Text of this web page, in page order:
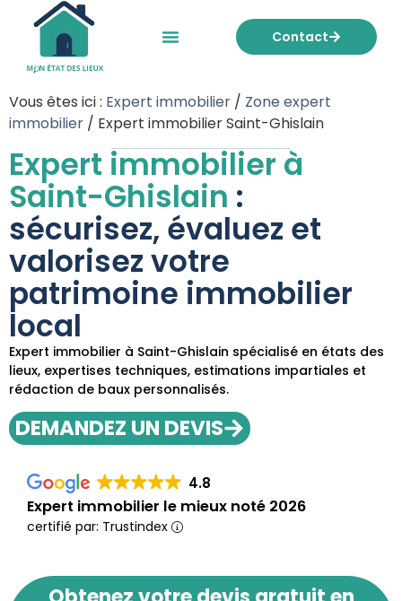
Contact
Expert immobilier à
Saint-Ghislain :
sécurisez, évaluez et
valorisez votre
patrimoine immobilier
local
Expert immobilier à Saint-Ghislain spécialisé en états des
lieux, expertises techniques, estimations impartiales et
rédaction de baux personnalisés.
DEMANDEZ UN DEVIS
4.8
Expert immobilier le mieux noté 2026
certifié par: Trustindex
Vous êtes ici : Expert immobilier / Zone expert
immobilier / Expert immobilier Saint-Ghislain